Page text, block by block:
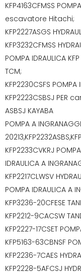
KFP4163CFMSS
escavatore Hitachi;
KFP2227ASGS
KFP3232CFMSS
POMPA IDRAULICA
TCM;
KFP2230CSFS
KFP2223CSBSJ PER
ASBSJ KAYABA
POMPA A
KFP2233CVKRJ
IDRAULICA A
KFP2217CLWSV
POMPA IDRAULICA A
KFP3236-20CFESE
KFP2212-9CACSW
KFP2227-17CSET
KFP5163-63CBNSF
KFP2236-7CAES
KFP2228-5AFCSJ